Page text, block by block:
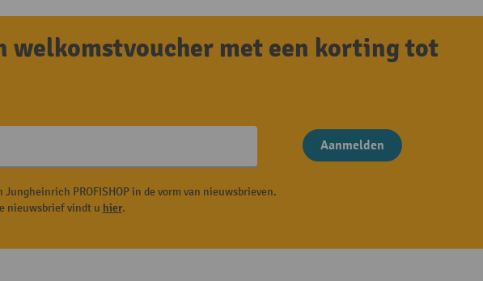
welkomstvoucher met een korting tot
Aanmelden
PROFISHOP in de vorm van nieuwsbrieven.
nieuwsbrief vindt u hier.